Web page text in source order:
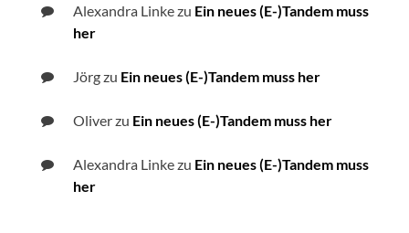
Alexandra Linkezu Ein neues (E-)Tandem muss
her
Jörgzu Ein neues (E-)Tandem muss her
Oliverzu Ein neues (E-)Tandem muss her
Alexandra Linkezu Ein neues (E-)Tandem muss
her